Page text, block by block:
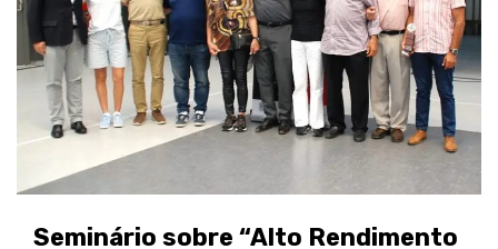
Seminário sobre “Alto Rendimento